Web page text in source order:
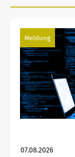
Meldung
07.08.2026